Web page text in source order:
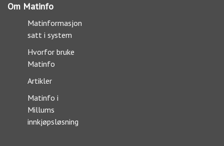
Om Matinfo
Matinformasjon
satt i system
Hvorfor bruke
Matinfo
Artikler
Matinfo i
Millums
innkjøpsløsning